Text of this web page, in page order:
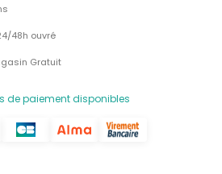
48h ouvré
Gratuit
de paiement disponibles